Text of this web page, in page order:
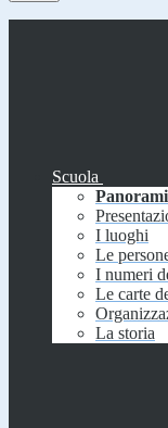
Scuola
I luoghi
Le
I numeri
Le carte
La storia